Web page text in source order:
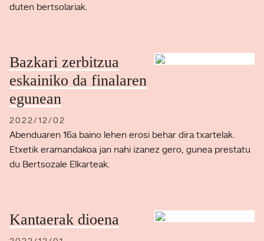
duten bertsolariak.
Bazkari zerbitzua
eskainiko da finalaren
egunean
2022/12/02
Abenduaren 16a baino lehen erosi behar dira txartelak.
Etxetik eramandakoa jan nahi izanez gero, gunea prestatu
du Bertsozale Elkarteak.
Kantaerak dioena